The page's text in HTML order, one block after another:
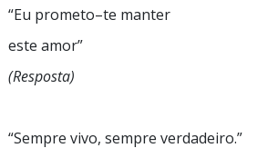
“Eu prometo–te manter
este amor”
(Resposta)
“Sempre vivo, sempre verdadeiro.”